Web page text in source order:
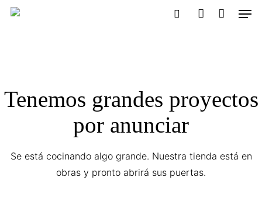
Skip
Tenemos grandes proyectos
por anunciar
Se está cocinando algo grande. Nuestra tienda está en
obras y pronto abrirá sus puertas.